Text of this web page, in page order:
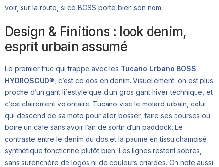
voir, sur la route, si ce BOSS porte bien son nom…
Design & Finitions : look denim,
esprit urbain assumé
Le premier truc qui frappe avec les Tucano Urbano BOSS
HYDROSCUD® , c’est ce dos en denim. Visuellement, on est plus
proche d’un gant lifestyle que d’un gros gant hiver technique, et
c’est clairement volontaire. Tucano vise le motard urbain, celui
qui descend de sa moto pour aller bosser, faire ses courses ou
boire un café sans avoir l’air de sortir d’un paddock. Le
contraste entre le denim du dos et la paume en tissu chamoisé
synthétique fonctionne plutôt bien. Les lignes restent sobres,
sans surenchère de logos ni de couleurs criardes. On note aussi